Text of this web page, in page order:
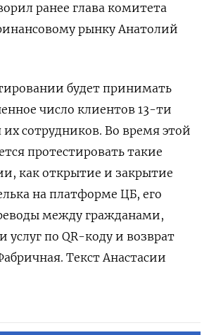
ранее глава комитета
рынку Анатолий
будет принимать
число клиентов 13-ти
сотрудников. Во время этой
протестировать такие
как открытие и закрытие
на платформе ЦБ, его
между гражданами,
услуг по QR-коду и возврат
Текст Анастасии